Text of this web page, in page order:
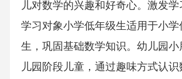
儿对数学的兴趣和好奇心。激发学
学习对象小学低年级生适用于小学
生，巩固基础数学知识。幼儿园小
儿园阶段儿童，通过趣味方式认识